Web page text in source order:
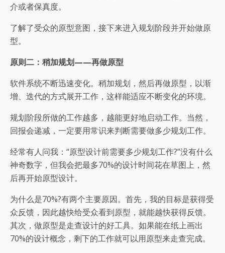
介或者保真度。
了解了受众的原型意图，接下来进入规划阶段并开始做原
型。
原则二：稍加规划——再做原型
软件系统不断迅速变化。稍加规划，然后再做原型，以渐
增、迭代的方式展开工作，这样能适应不断变化的环境。
规划阶段所做的工作越多，越能更好地启动工作。当然，
回报会递减，一定要用常识来判断需要做多少规划工作。
经常有人问我：“原型设计前需要多少规划工作?”没有什么
神奇数字，但我会把最多70%的设计时间花在草图上，然
后再开始原型设计。
为什么是70%?有两个主要原因。首先，我的目标是获得受
众反馈，因此越快给受众看到原型，就能越快获得反馈。
其次，做原型是走查设计的好工具。如果能在纸上画出
70%的设计概念，剩下的工作就可以用原型来走查完成。